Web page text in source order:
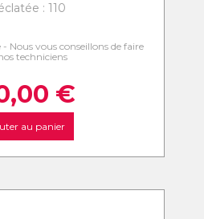
: 110
Nous vous conseillons de faire
techniciens
€
au panier